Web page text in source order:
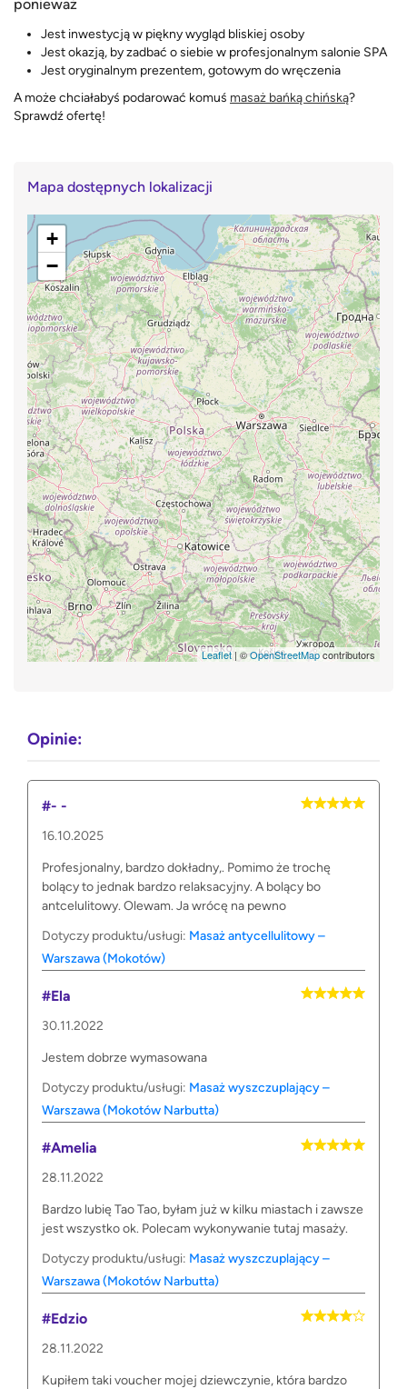
ponieważ
Jest inwestycją w piękny wygląd bliskiej osoby
Jest okazją, by zadbać o siebie w profesjonalnym salonie SPA
Jest oryginalnym prezentem, gotowym do wręczenia
A może chciałabyś podarować komuś masaż bańką chińską?
Sprawdź ofertę!
Mapa dostępnych lokalizacji
+
−
Leaflet | ©OpenStreetMapcontributors
Opinie:
#- -
16.10.2025
Profesjonalny, bardzo dokładny,. Pomimo że trochę
bolący to jednak bardzo relaksacyjny. A bolący bo
antcelulitowy. Olewam. Ja wrócę na pewno
Dotyczy produktu/usługi: Masaż antycellulitowy –
Warszawa (Mokotów)
#Ela
30.11.2022
Jestem dobrze wymasowana
Dotyczy produktu/usługi: Masaż wyszczuplający –
Warszawa (Mokotów Narbutta)
#Amelia
28.11.2022
Bardzo lubię Tao Tao, byłam już w kilku miastach i zawsze
jest wszystko ok. Polecam wykonywanie tutaj masaży.
Dotyczy produktu/usługi: Masaż wyszczuplający –
Warszawa (Mokotów Narbutta)
#Edzio
28.11.2022
Kupiłem taki voucher mojej dziewczynie, która bardzo